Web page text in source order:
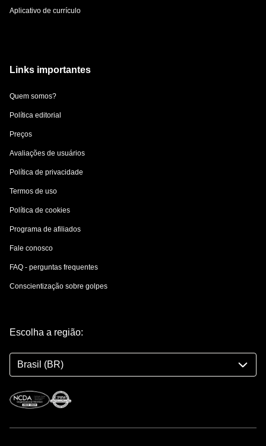
Aplicativo de currículo
Links importantes
Quem somos?
Política editorial
Preços
Avaliações de usuários
Política de privacidade
Termos de uso
Política de cookies
Programa de afiliados
Fale conosco
FAQ - perguntas frequentes
Conscientização sobre golpes
Escolha a região:
Brasil (BR)